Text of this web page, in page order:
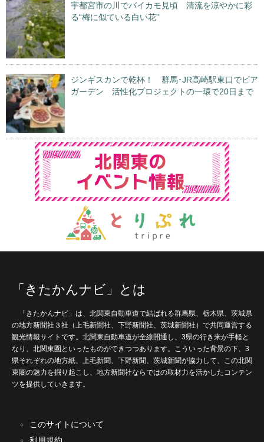
宇都宮市の川でバイカモ見頃 清流を涼やかに彩
る“梅に似ている白い花”
ジンギスカンで乾杯！ 群馬･JR高崎駅東口でビア
ガーデン 活性化プロジェクトの一環で20日まで
「きたかんナビ」とは
「きたかんナビ」は、北関東自動車道で結ばれる群馬県、栃木県、茨城県
の地方新聞社３社（上毛新聞社、下野新聞社、茨城新聞社）で共同運営する
観光情報サイトです。北関東自動車道が全線開通し、3県の行き来が手軽と
なり、北関東圏といったものができつつあります。こういった背景の下、3
県それぞれの地方紙、上毛新聞、下野新聞、茨城新聞が協力して、この北関
東圏の魅力を掘り起こし、地方新聞社ならではの取材力を活かしたコンテン
ツを提供していきます。
このサイトについて